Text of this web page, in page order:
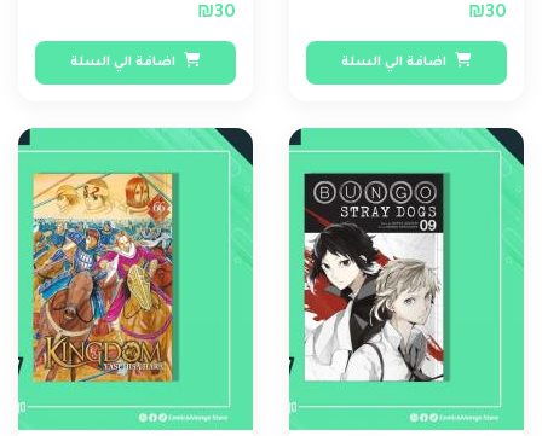
₪30
اضافة الي السلة
₪30
اضافة الي السلة